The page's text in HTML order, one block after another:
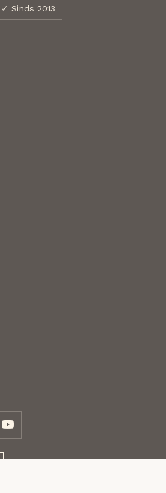
✓ Sinds 2013